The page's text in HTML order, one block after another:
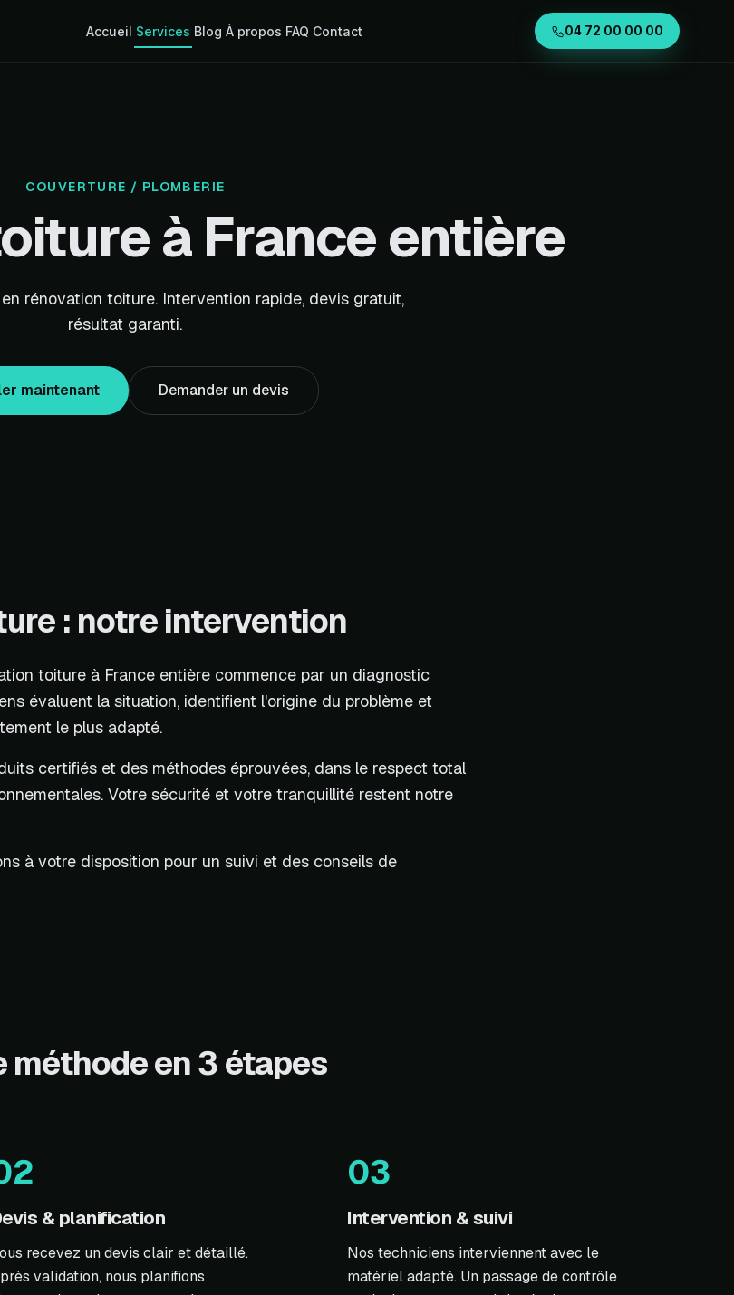
Accueil Services Blog À propos FAQ Contact 04 72 00 00 00
COUVERTURE / PLOMBERIE
à France entière
rénovation toiture. Intervention rapide, devis gratuit,
résultat garanti.
maintenant Demander un devis
: notre intervention
toiture à France entière commence par un diagnostic
évaluent la situation, identifient l'origine du problème et
le plus adapté.
certifiés et des méthodes éprouvées, dans le respect total
Votre sécurité et votre tranquillité restent notre
à votre disposition pour un suivi et des conseils de
méthode en 3 étapes
& planification
recevez un devis clair et détaillé.
validation, nous planifions
03
Intervention & suivi
Nos techniciens interviennent avec le
matériel adapté. Un passage de contrôle